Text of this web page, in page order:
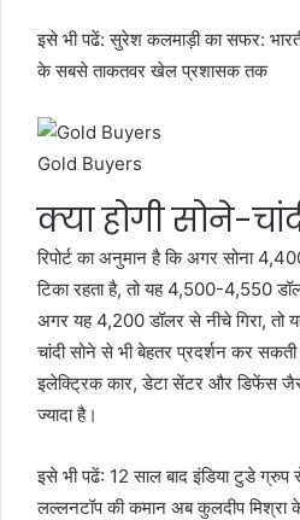
इसे भी पढें:सुरेश कलमाड़ी का सफर:
के सबसे ताकतवर खेल प्रशासक तक
Gold Buyers
क्या होगी सोने-
रिपोर्ट का अनुमान है कि अगर सोना
टिका रहता है, तो यह 4,500-4,550
अगर यह 4,200 डॉलर से नीचे गिरा, तो
चांदी सोने से भी बेहतर प्रदर्शन कर
इलेक्ट्रिक कार, डेटा सेंटर और डिफेंस जैसे
ज्यादा है।
इसे भी पढें: 12 साल बाद इंडिया टुडे ग्रुप से
लल्लनटॉप की कमान अब कुलदीप मिश्रा